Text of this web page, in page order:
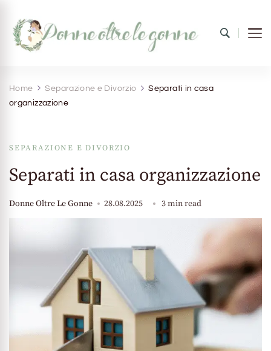
Home Separazione e Divorzio
Separati in casa
organizzazione
SEPARAZIONE E DIVORZIO
Separati in casa organizzazione
Donne Oltre Le Gonne 28.08.2025 3 min read